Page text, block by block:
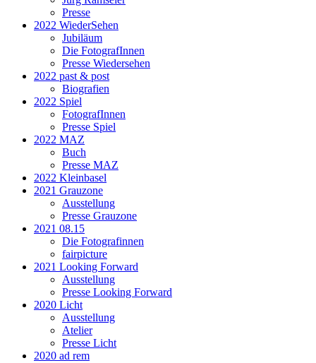
Presse
2022 WiederSehen
Jubiläum
Die FotografInnen
Presse Wiedersehen
2022 past & post
Biografien
2022 Spiel
FotografInnen
Presse Spiel
2022 MAZ
Buch
Presse MAZ
2022 Kleinbasel
2021 Grauzone
Ausstellung
Presse Grauzone
2021 08.15
Die Fotografinnen
fairpicture
2021 Looking Forward
Ausstellung
Presse Looking Forward
2020 Licht
Ausstellung
Atelier
Presse Licht
2020 ad rem